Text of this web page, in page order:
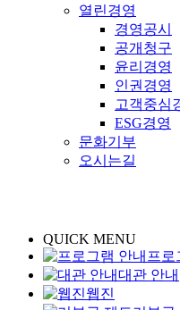
열린경영
경영공시
공개청구
윤리경영
인권경영
고객중심
ESG경영
문화기부
오시는길
QUICK MENU
프로
대관 안내
웹진